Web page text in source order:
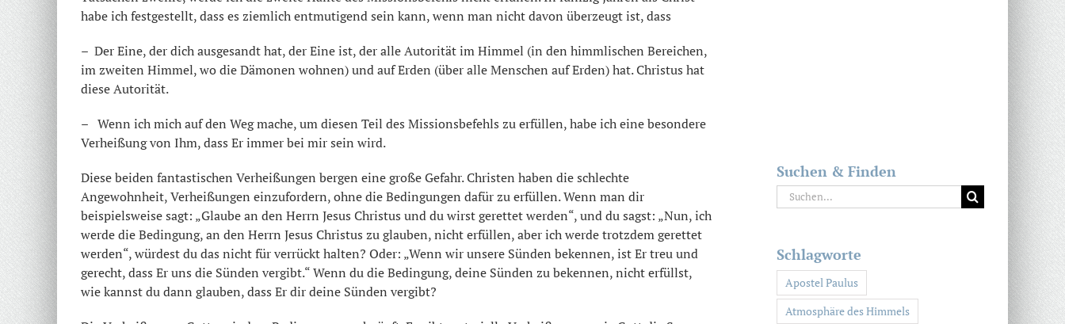
habe ich festgestellt, dass es ziemlich entmutigend sein kann, wenn man nicht davon überzeugt ist, dass
– Der Eine, der dich ausgesandt hat, der Eine ist, der alle Autorität im Himmel (in den himmlischen Bereichen,
im zweiten Himmel, wo die Dämonen wohnen) und auf Erden (über alle Menschen auf Erden) hat. Christus hat
diese Autorität.
– Wenn ich mich auf den Weg mache, um diesen Teil des Missionsbefehls zu erfüllen, habe ich eine besondere
Verheißung von Ihm, dass Er immer bei mir sein wird.
Diese beiden fantastischen Verheißungen bergen eine große Gefahr. Christen haben die schlechte
Angewohnheit, Verheißungen einzufordern, ohne die Bedingungen dafür zu erfüllen. Wenn man dir
beispielsweise sagt: „Glaube an den Herrn Jesus Christus und du wirst gerettet werden“, und du sagst: „Nun, ich
werde die Bedingung, an den Herrn Jesus Christus zu glauben, nicht erfüllen, aber ich werde trotzdem gerettet
werden“, würdest du das nicht für verrückt halten? Oder: „Wenn wir unsere Sünden bekennen, ist Er treu und
gerecht, dass Er uns die Sünden vergibt.“ Wenn du die Bedingung, deine Sünden zu bekennen, nicht erfüllst,
wie kannst du dann glauben, dass Er dir deine Sünden vergibt?
Suchen & Finden
Suche
nach:
Schlagworte
Apostel Paulus
Atmosphäre des Himmels